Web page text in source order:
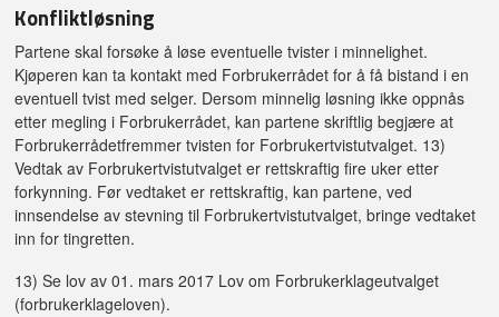
Konfliktløsning
Partene skal forsøke å løse eventuelle tvister i minnelighet.
Kjøperen kan ta kontakt med Forbrukerrådet for å få bistand i en
eventuell tvist med selger. Dersom minnelig løsning ikke oppnås
etter megling i Forbrukerrådet, kan partene skriftlig begjære at
Forbrukerrådetfremmer tvisten for Forbrukertvistutvalget. 13)
Vedtak av Forbrukertvistutvalget er rettskraftig fire uker etter
forkynning. Før vedtaket er rettskraftig, kan partene, ved
innsendelse av stevning til Forbrukertvistutvalget, bringe vedtaket
inn for tingretten.
13) Se lov av 01. mars 2017 Lov om Forbrukerklageutvalget
(forbrukerklageloven).